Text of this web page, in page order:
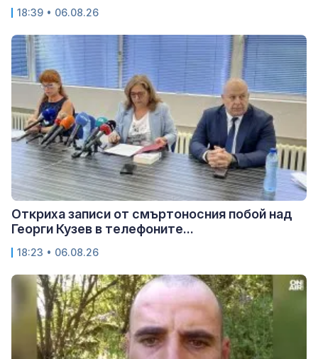
18:39 • 06.08.26
Откриха записи от смъртоносния побой над
Георги Кузев в телефоните...
18:23 • 06.08.26